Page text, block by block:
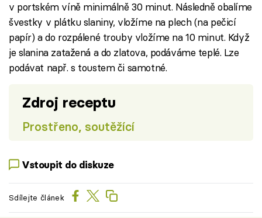
v portském víně minimálně 30 minut. Následně obalíme
švestky v plátku slaniny, vložíme na plech (na pečicí
papír) a do rozpálené trouby vložíme na 10 minut. Když
je slanina zatažená a do zlatova, podáváme teplé. Lze
podávat např. s toustem či samotné.
Zdroj receptu
Prostřeno, soutěžící
Vstoupit do diskuze
Sdílejte článek